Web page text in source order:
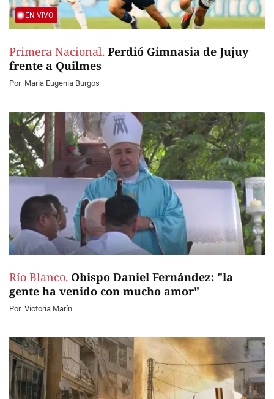
EN VIVO
Primera Nacional. Perdió Gimnasia de Jujuy
frente a Quilmes
Por Maria Eugenia Burgos
Río Blanco. Obispo Daniel Fernández: "la
gente ha venido con mucho amor"
Por Victoria Marín